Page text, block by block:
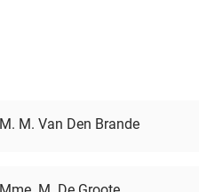
M. M. Van Den Brande